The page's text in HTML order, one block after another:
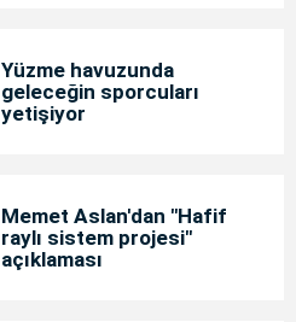
Yüzme havuzunda
geleceğin sporcuları
yetişiyor
Memet Aslan'dan "Hafif
raylı sistem projesi"
açıklaması